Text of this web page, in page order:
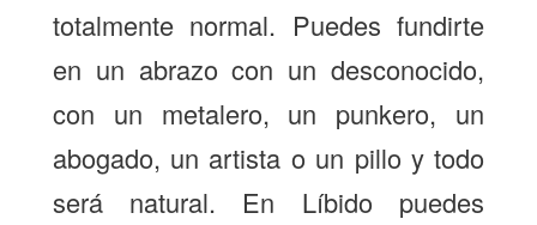
totalmente normal. Puedes fundirte
en un abrazo con un desconocido,
con un metalero, un punkero, un
abogado, un artista o un pillo y todo
será natural. En Líbido puedes